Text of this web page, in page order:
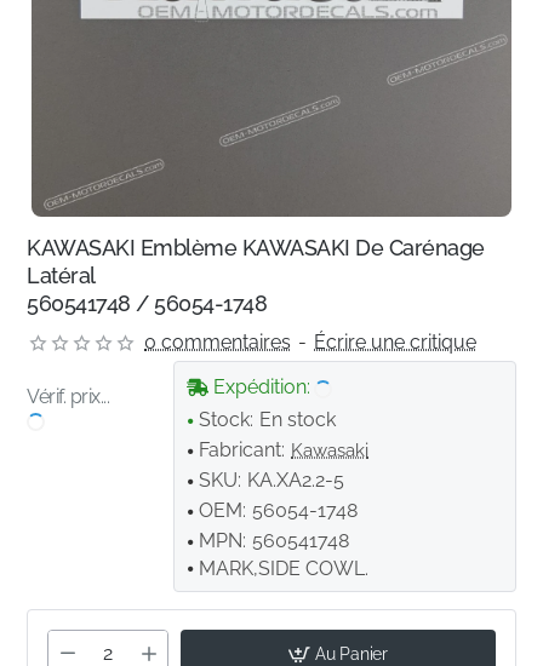
KAWASAKI Emblème KAWASAKI De Carénage
Latéral
560541748 / 56054-1748
0 commentaires - Écrire une critique
Vérif. prix...
Expédition:
Stock: En stock
Fabricant: Kawasaki
SKU: KA.XA2.2-5
OEM: 56054-1748
MPN: 560541748
MARK,SIDE COWL.
Au Panier